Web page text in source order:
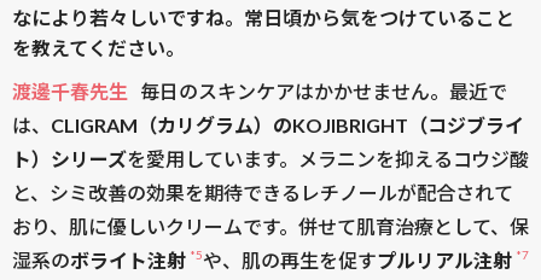
なにより若々しいですね。常日頃から気をつけていること
を教えてください。
渡邊千春先生
毎日のスキンケアはかかせません。最近で
は、 CLIGRAM（カリグラム）のKOJIBRIGHT（コジブライ
ト）シリーズを愛用しています。メラニンを抑えるコウジ酸
と、シミ改善の効果を期待できるレチノールが配合されて
おり、肌に優しいクリームです。併せて肌育治療として、保
湿系のボライト注射 *5や、肌の再生を促すプルリアル注射 *7